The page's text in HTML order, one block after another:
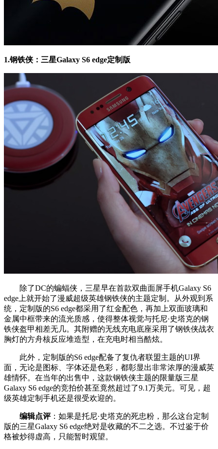
1.钢铁侠：三星Galaxy S6 edge定制版
除了DC的蝙蝠侠，三星早在首款双曲面屏手机Galaxy S6
edge上就开始了漫威超级英雄钢铁侠的主题定制。从外观到系
统，定制版的S6 edge都采用了红金配色，再加上双面玻璃和
金属中框带来的流光质感，使得整体视觉与托尼·史塔克的钢
铁侠盔甲相差无几。其附赠的无线充电底座采用了钢铁侠战衣
胸灯的方舟核反应堆造型，在充电时相当酷炫。
此外，定制版的S6 edge配备了复仇者联盟主题的UI界
面，无论是图标、字体还是色彩，都彰显出非常浓厚的漫威英
雄情怀。在当年的出售中，这款钢铁侠主题的限量版三星
Galaxy S6 edge的竞拍价甚至竟然超过了9.1万美元。可见，超
级英雄定制手机还是很受欢迎的。
编辑点评：如果是托尼·史塔克的死忠粉，那么这台定制
版的三星Galaxy S6 edge绝对是收藏的不二之选。不过鉴于价
格被炒得虚高，只能暂时观望。